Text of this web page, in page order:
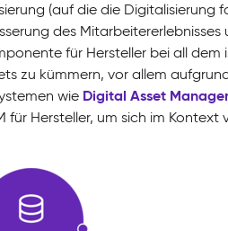
(auf die die Digitalisierung
des
für Hersteller bei all
zu kümmern, vor allem
wie Digital Asset
für Hersteller, um sich im